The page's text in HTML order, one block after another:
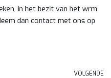
in het bezit van het wrm
dan contact met ons op
VOLGENDE